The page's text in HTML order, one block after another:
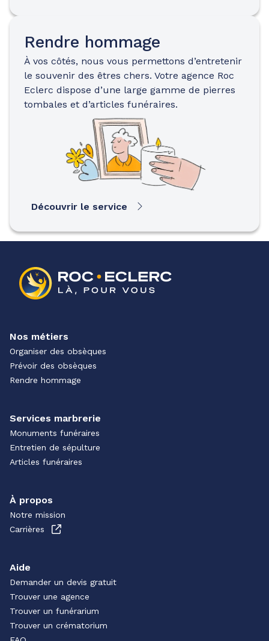
Rendre hommage
À vos côtés, nous vous permettons d’entretenir
le souvenir des êtres chers. Votre agence Roc
Eclerc dispose d’une large gamme de pierres
tombales et d’articles funéraires.
Découvrir le service
Nos métiers
Organiser des obsèques
Prévoir des obsèques
Rendre hommage
Services marbrerie
Monuments funéraires
Entretien de sépulture
Articles funéraires
À propos
Notre mission
Carrières
Aide
Demander un devis gratuit
Trouver une agence
Trouver un funérarium
Trouver un crématorium